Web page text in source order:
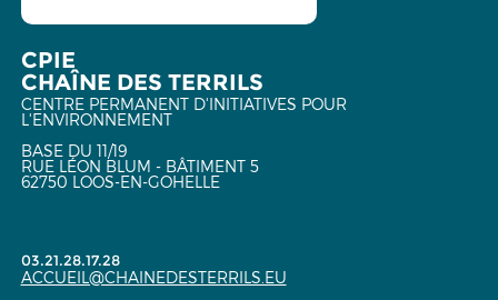
CPIE
CHAÎNE DES TERRILS
CENTRE PERMANENT D'INITIATIVES POUR
L'ENVIRONNEMENT
BASE DU 11/19
RUE LÉON BLUM - BÂTIMENT 5
62750 LOOS-EN-GOHELLE
03.21.28.17.28
ACCUEIL@CHAINEDESTERRILS.EU